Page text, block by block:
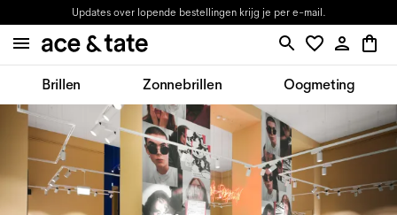
Updates over lopende bestellingen krijg je per e-mail.
Brillen Zonnebrillen Oogmeting